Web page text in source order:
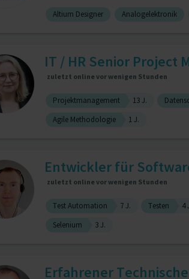
Altium Designer Analogelektronik
IT / HR Senior Project
zuletzt online vor wenigen Stunden
Projektmanagement 13 J.
Agile Methodologie
1 J.
Entwickler für
zuletzt online vor wenigen Stunden
Test Automation 7 J. Testen 4
Selenium
3 J.
Erfahrener